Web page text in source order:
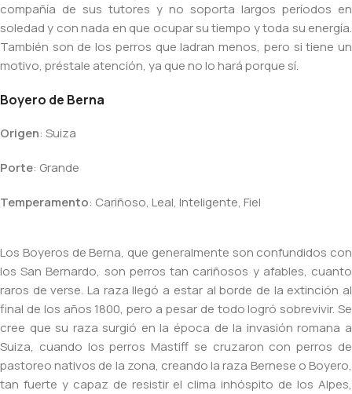
compañía de sus tutores y no soporta largos períodos en
soledad y con nada en que ocupar su tiempo y toda su energía.
También son de los perros que ladran menos, pero si tiene un
motivo, préstale atención, ya que no lo hará porque sí.
Boyero de Berna
Origen: Suiza
Porte: Grande
Temperamento: Cariñoso, Leal, Inteligente, Fiel
Los Boyeros de Berna, que generalmente son confundidos con
los San Bernardo, son perros tan cariñosos y afables, cuanto
raros de verse. La raza llegó a estar al borde de la extinción al
final de los años 1800, pero a pesar de todo logró sobrevivir. Se
cree que su raza surgió en la época de la invasión romana a
Suiza, cuando los perros Mastiff se cruzaron con perros de
pastoreo nativos de la zona, creando la raza Bernese o Boyero,
tan fuerte y capaz de resistir el clima inhóspito de los Alpes,